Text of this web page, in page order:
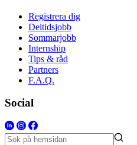
Registrera dig
Deltidsjobb
Sommarjobb
Internship
Tips & råd
Partners
F.A.Q.
Social